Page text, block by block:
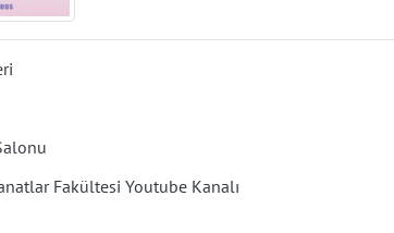
Fakültesi Youtube Kanalı